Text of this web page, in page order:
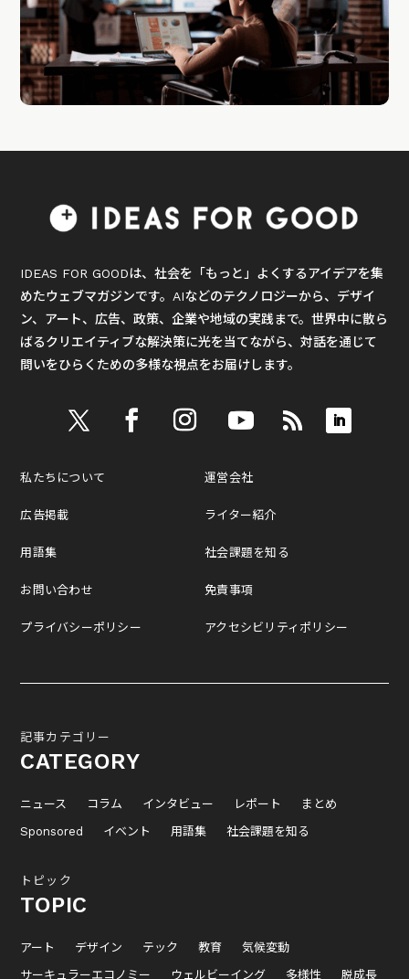
IDEAS FOR GOODは、社会を「もっと」よくするアイデアを集
めたウェブマガジンです。AIなどのテクノロジーから、デザイ
ン、アート、広告、政策、企業や地域の実践まで。世界中に散ら
ばるクリエイティブな解決策に光を当てながら、対話を通じて
問いをひらくための多様な視点をお届けします。
私たちについて
広告掲載
用語集
お問い合わせ
プライバシーポリシー
運営会社
ライター紹介
社会課題を知る
免責事項
アクセシビリティポリシー
記事カテゴリー
CATEGORY
ニュース コラム インタビュー レポート
まとめ
Sponsored
イベント 用語集 社会課題を知る
トピック
TOPIC
アート デザイン テック 教育
気候変動
サーキュラーエコノミー
ウェルビーイング 多様性 脱成長